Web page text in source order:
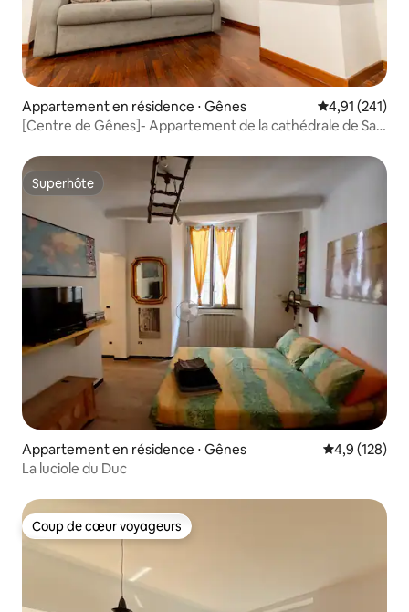
Appartement en résidence ⋅ Gênes Évaluation
4,91 (241)
[Centre de Gênes]- Appartement de la cathédrale de San
Superhôte
Superhôte
Appartement en résidence ⋅ Gênes Évaluation
4,9 (128)
La luciole du Duc
Coup de cœur voyageurs
Coup de cœur voyageurs